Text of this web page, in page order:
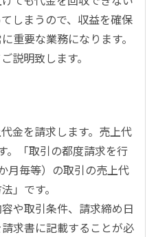
しまうので、収益を確保
重要な業務になります。
説明致します。
金を請求します。売上代
。「取引の都度請求を行
月毎等）の取引の売上代
」です。
や取引条件、請求締め日
求書に記載することが必